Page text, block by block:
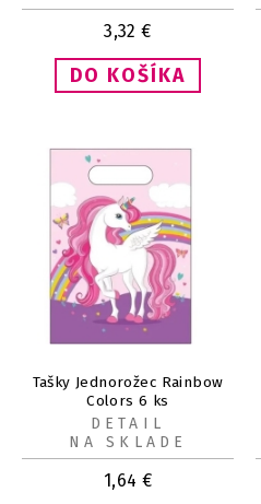
3,32 €
Tašky Jednorožec Rainbow
Colors 6 ks
1,64 €
DETAIL
NA SKLADE